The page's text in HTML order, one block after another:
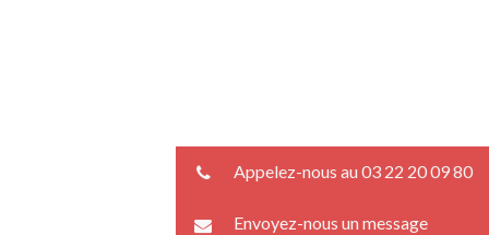
Appelez-nous au 03 22 20 09 80
Envoyez-nous un message